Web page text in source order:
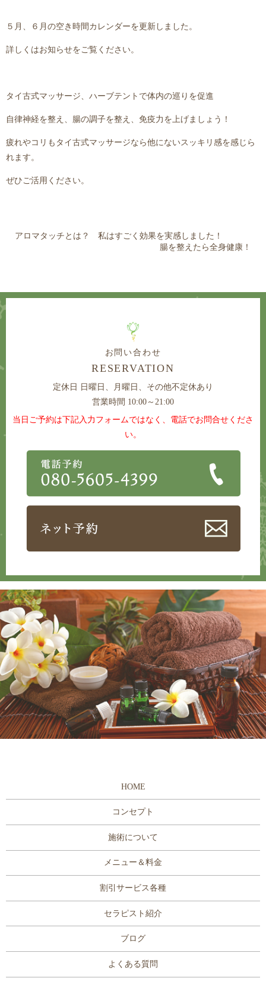
５月、６月の空き時間カレンダーを更新しました。
詳しくはお知らせをご覧ください。
タイ古式マッサージ、ハーブテントで体内の巡りを促進
自律神経を整え、腸の調子を整え、免疫力を上げましょう！
疲れやコリもタイ古式マッサージなら他にないスッキリ感を感じら
れます。
ぜひご活用ください。
アロマタッチとは？ 私はすごく効果を実感しました！
腸を整えたら全身健康！
お問い合わせ
RESERVATION
定休日 日曜日、月曜日、その他不定休あり
営業時間 10:00～21:00
当日ご予約は下記入力フォームではなく、電話でお問合せくださ
い。
HOME
コンセプト
施術について
メニュー＆料金
割引サービス各種
セラピスト紹介
ブログ
よくある質問